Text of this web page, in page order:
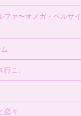
ファ〜オメガ・ベルサイ
こ。
恋々